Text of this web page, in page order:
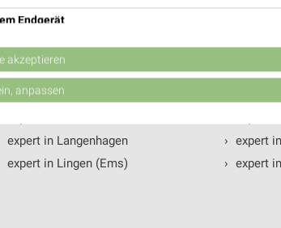
in folgenden Städten
expert in Neumünster
expert in Brandenburg (Havel)
expert in Neubrandenburg
expert in Langenhagen
expert in Lingen (Ems)
› expert
› expert
expert
expert
› expert
› expert
Endgerät
Inhalte
akzeptieren
anpassen